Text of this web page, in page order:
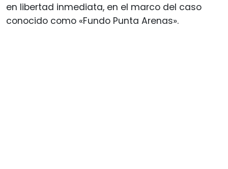
en libertad inmediata, en el marco del caso
conocido como «Fundo Punta Arenas».